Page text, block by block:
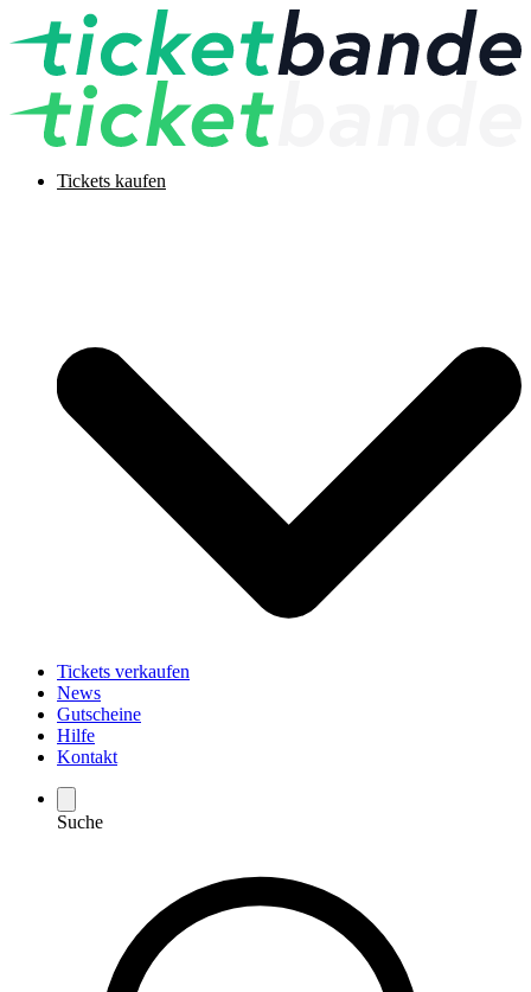
Tickets kaufen
Tickets verkaufen
News
Gutscheine
Hilfe
Kontakt
Suche